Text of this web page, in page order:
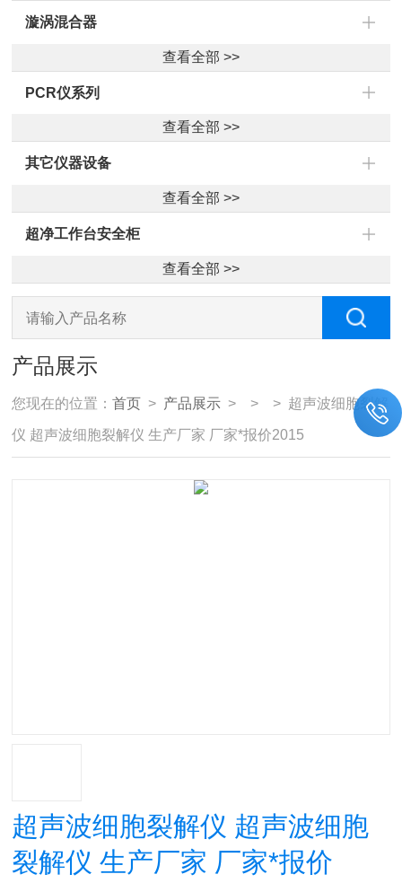
漩涡混合器
查看全部 >>
PCR仪系列
查看全部 >>
其它仪器设备
查看全部 >>
超净工作台安全柜
查看全部 >>
产品展示
您现在的位置：首页 > 产品展示 > > > 超声波细胞裂解
仪 超声波细胞裂解仪 生产厂家 厂家*报价2015
超声波细胞裂解仪 超声波细胞
裂解仪 生产厂家 厂家*报价